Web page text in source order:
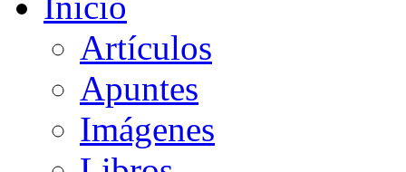
Artículos
Apuntes
Imágenes